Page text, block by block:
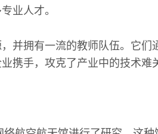
业人才。
并拥有一流的教师队伍。它
携手，攻克了产业中的技术难